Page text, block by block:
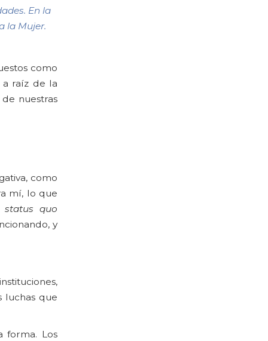
En la
la Mujer.
como
a raíz de la
nuestras
como
mí, lo que
status quo
y
luchas que
forma. Los